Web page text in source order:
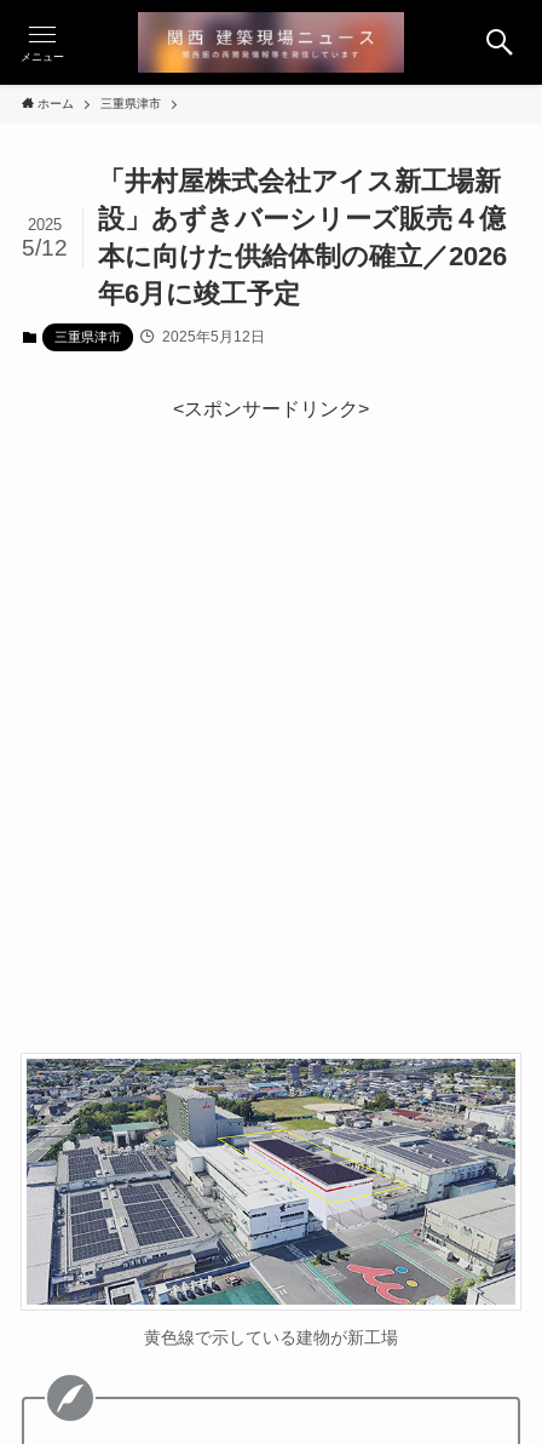
メニュー
ホーム 三重県津市
「井村屋株式会社アイス新工場新
設」あずきバーシリーズ販売４億
本に向けた供給体制の確立／2026
年6月に竣工予定
2025
5/12
三重県津市 2025年5月12日
<スポンサードリンク>
黄色線で示している建物が新工場